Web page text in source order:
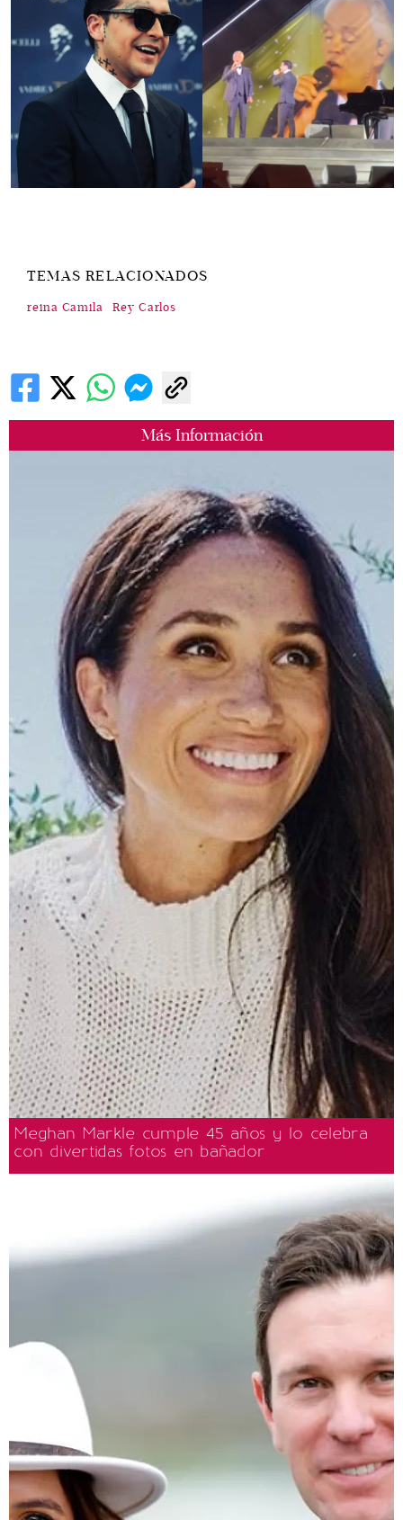
Más Información
Meghan Markle cumple 45 años y lo celebra
con divertidas fotos en bañador
TEMAS RELACIONADOS
reina Camila Rey Carlos